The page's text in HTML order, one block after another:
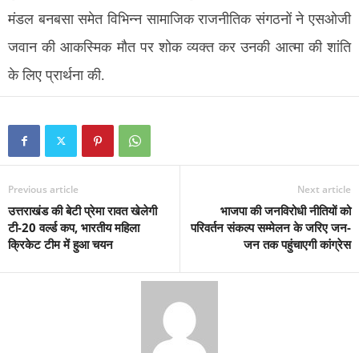
मंडल बनबसा समेत विभिन्न सामाजिक राजनीतिक संगठनों ने एसओजी
जवान की आकस्मिक मौत पर शोक व्यक्त कर उनकी आत्मा की शांति
के लिए प्रार्थना की.
Previous article
उत्तराखंड की बेटी प्रेमा रावत खेलेगी
टी-20 वर्ल्ड कप, भारतीय महिला
क्रिकेट टीम में हुआ चयन
Next article
भाजपा की जनविरोधी नीतियों को
परिवर्तन संकल्प सम्मेलन के जरिए जन-
जन तक पहुंचाएगी कांग्रेस